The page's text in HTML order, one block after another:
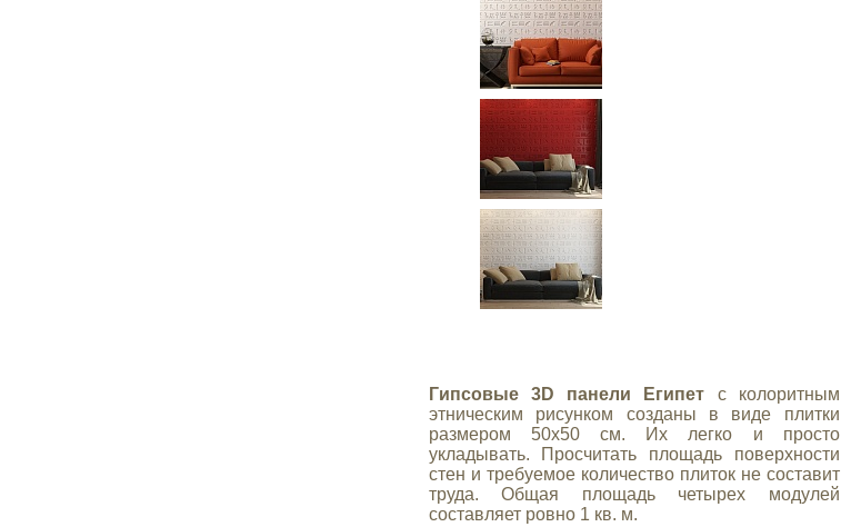
Гипсовые 3D панели Египет с колоритным
этническим рисунком созданы в виде плитки
размером 50х50 см. Их легко и просто
укладывать. Просчитать площадь поверхности
стен и требуемое количество плиток не составит
труда. Общая площадь четырех модулей
составляет ровно 1 кв. м.